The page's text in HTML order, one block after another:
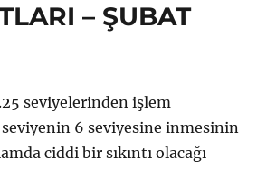
– ŞUBAT
seviyelerinden işlem
6 seviyesine inmesinin
ciddi bir sıkıntı olacağı